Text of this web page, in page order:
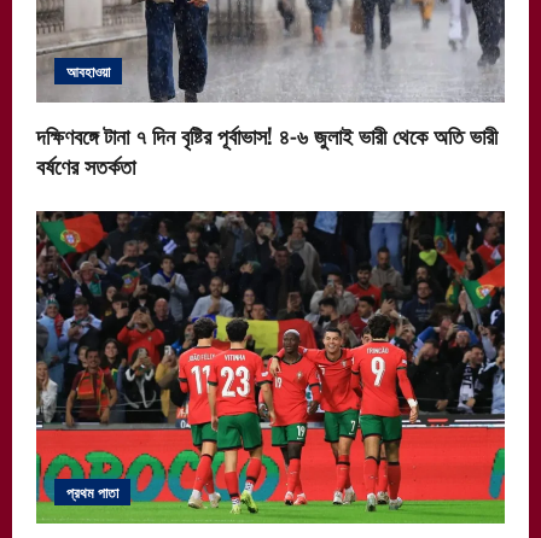
আবহাওয়া
দক্ষিণবঙ্গে টানা ৭ দিন বৃষ্টির পূর্বাভাস! ৪-৬ জুলাই ভারী থেকে অতি ভারী
বর্ষণের সতর্কতা
প্রথম পাতা